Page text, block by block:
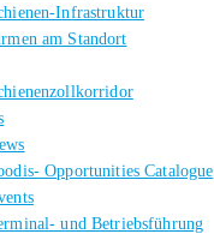
Infrastruktur
am Standort
Opportunities Catalogue
und Betriebsführung